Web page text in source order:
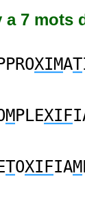
a 7 mots
XIMAT
M PLEXIF
TOXIFIAM